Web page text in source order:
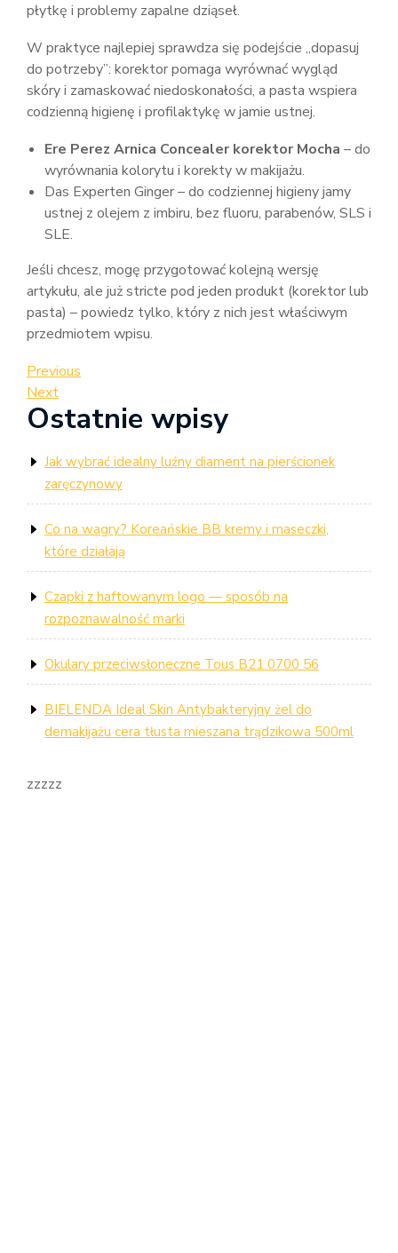
płytkę i problemy zapalne dziąseł.
W praktyce najlepiej sprawdza się podejście „dopasuj
do potrzeby”: korektor pomaga wyrównać wygląd
skóry i zamaskować niedoskonałości, a pasta wspiera
codzienną higienę i profilaktykę w jamie ustnej.
Ere Perez Arnica Concealer korektor Mocha – do
wyrównania kolorytu i korekty w makijażu.
Das Experten Ginger – do codziennej higieny jamy
ustnej z olejem z imbiru, bez fluoru, parabenów, SLS i
SLE.
Jeśli chcesz, mogę przygotować kolejną wersję
artykułu, ale już stricte pod jeden produkt (korektor lub
pasta) – powiedz tylko, który z nich jest właściwym
przedmiotem wpisu.
Nawigacja
wpisu
Previous
Post
Previous
Next
Post
Next
Ostatnie wpisy
Jak wybrać idealny luźny diament na pierścionek
zaręczynowy
Co na wagry? Koreańskie BB kremy i maseczki,
które działają
Czapki z haftowanym logo — sposób na
rozpoznawalność marki
Okulary przeciwsłoneczne Tous B21 0700 56
BIELENDA Ideal Skin Antybakteryjny żel do
demakijażu cera tłusta mieszana trądzikowa 500ml
zzzzz